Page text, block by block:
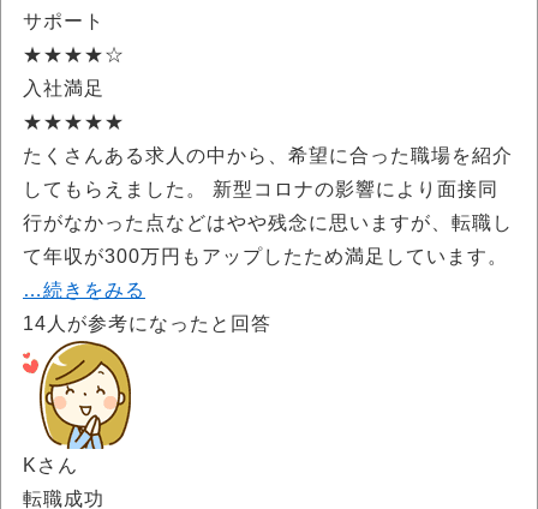
サポート
★★★★☆
入社満足
★★★★★
たくさんある求人の中から、希望に合った職場を紹介
してもらえました。 新型コロナの影響により面接同
行がなかった点などはやや残念に思いますが、転職し
て年収が300万円もアップしたため満足しています。
…続きをみる
14 人が参考になったと回答
Kさん
転職成功